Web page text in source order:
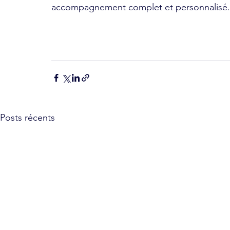
accompagnement complet et personnalisé.
Posts récents